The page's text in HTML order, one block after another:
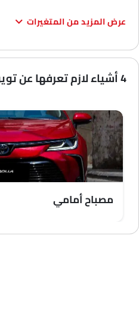
عرض المزيد من المتغيرات
4 أشياء لازم تعرفها عن تويوتا كورولا
مصباح أمامي